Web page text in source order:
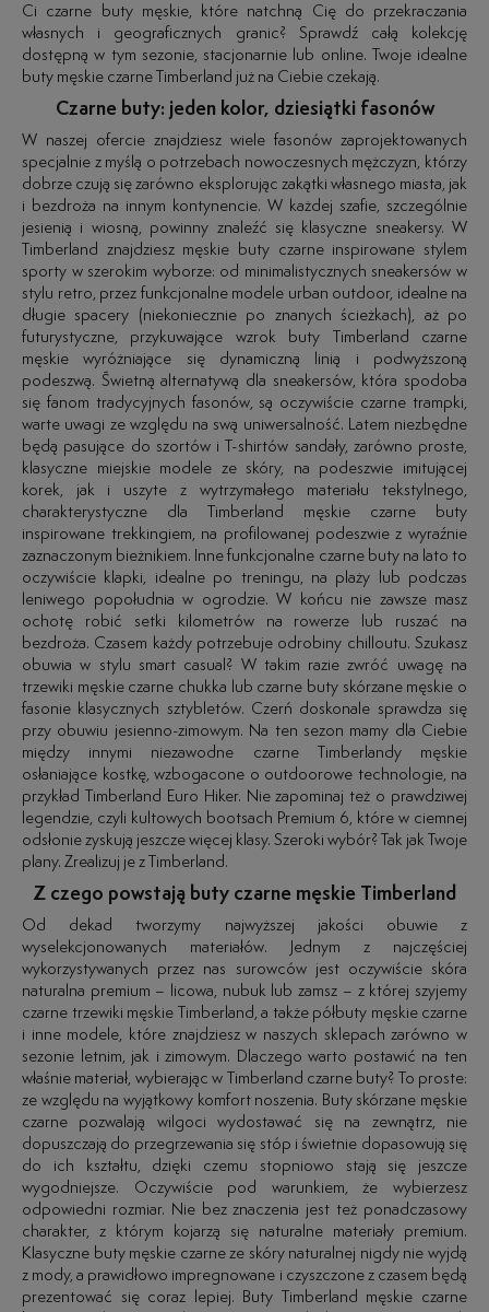
Ci czarne buty męskie, które natchną Cię do przekraczania
własnych i geograficznych granic? Sprawdź całą kolekcję
dostępną w tym sezonie, stacjonarnie lub online. Twoje idealne
buty męskie czarne Timberland już na Ciebie czekają.
Czarne buty: jeden kolor, dziesiątki fasonów
W naszej ofercie znajdziesz wiele fasonów zaprojektowanych
specjalnie z myślą o potrzebach nowoczesnych mężczyzn, którzy
dobrze czują się zarówno eksplorując zakątki własnego miasta, jak
i bezdroża na innym kontynencie. W każdej szafie, szczególnie
jesienią i wiosną, powinny znaleźć się klasyczne sneakersy. W
Timberland znajdziesz męskie buty czarne inspirowane stylem
sporty w szerokim wyborze: od minimalistycznych sneakersów w
stylu retro, przez funkcjonalne modele urban outdoor, idealne na
długie spacery (niekoniecznie po znanych ścieżkach), aż po
futurystyczne, przykuwające wzrok buty Timberland czarne
męskie wyróżniające się dynamiczną linią i podwyższoną
podeszwą. Świetną alternatywą dla sneakersów, która spodoba
się fanom tradycyjnych fasonów, są oczywiście czarne trampki,
warte uwagi ze względu na swą uniwersalność. Latem niezbędne
będą pasujące do szortów i T-shirtów sandały, zarówno proste,
klasyczne miejskie modele ze skóry, na podeszwie imitującej
korek, jak i uszyte z wytrzymałego materiału tekstylnego,
charakterystyczne dla Timberland męskie czarne buty
inspirowane trekkingiem, na profilowanej podeszwie z wyraźnie
zaznaczonym bieżnikiem. Inne funkcjonalne czarne buty na lato to
oczywiście klapki, idealne po treningu, na plaży lub podczas
leniwego popołudnia w ogrodzie. W końcu nie zawsze masz
ochotę robić setki kilometrów na rowerze lub ruszać na
bezdroża. Czasem każdy potrzebuje odrobiny chilloutu. Szukasz
obuwia w stylu smart casual? W takim razie zwróć uwagę na
trzewiki męskie czarne chukka lub czarne buty skórzane męskie o
fasonie klasycznych sztybletów. Czerń doskonale sprawdza się
przy obuwiu jesienno-zimowym. Na ten sezon mamy dla Ciebie
między innymi niezawodne czarne Timberlandy męskie
osłaniające kostkę, wzbogacone o outdoorowe technologie, na
przykład Timberland Euro Hiker. Nie zapominaj też o prawdziwej
legendzie, czyli kultowych bootsach Premium 6, które w ciemnej
odsłonie zyskują jeszcze więcej klasy. Szeroki wybór? Tak jak Twoje
plany. Zrealizuj je z Timberland.
Z czego powstają buty czarne męskie Timberland
Od dekad tworzymy najwyższej jakości obuwie z
wyselekcjonowanych materiałów. Jednym z najczęściej
wykorzystywanych przez nas surowców jest oczywiście skóra
naturalna premium – licowa, nubuk lub zamsz – z której szyjemy
czarne trzewiki męskie Timberland, a także półbuty męskie czarne
i inne modele, które znajdziesz w naszych sklepach zarówno w
sezonie letnim, jak i zimowym. Dlaczego warto postawić na ten
właśnie materiał, wybierając w Timberland czarne buty? To proste:
ze względu na wyjątkowy komfort noszenia. Buty skórzane męskie
czarne pozwalają wilgoci wydostawać się na zewnątrz, nie
dopuszczają do przegrzewania się stóp i świetnie dopasowują się
do ich kształtu, dzięki czemu stopniowo stają się jeszcze
wygodniejsze. Oczywiście pod warunkiem, że wybierzesz
odpowiedni rozmiar. Nie bez znaczenia jest też ponadczasowy
charakter, z którym kojarzą się naturalne materiały premium.
Klasyczne buty męskie czarne ze skóry naturalnej nigdy nie wyjdą
z mody, a prawidłowo impregnowane i czyszczone z czasem będą
prezentować się coraz lepiej. Buty Timberland męskie czarne